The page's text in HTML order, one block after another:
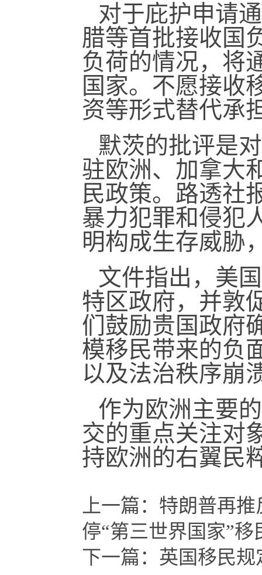
对于庇护申请
腊等首批接收国
负荷的情况，将
国家。不愿接收
资等形式替代承
默茨的批评是
驻欧洲、加拿大
民政策。路透社
暴力犯罪和侵犯
明构成生存威胁
文件指出，美
特区政府，并敦
们鼓励贵国政府
模移民带来的负
以及法治秩序崩
作为欧洲主要
交的重点关注对
持欧洲的右翼民
上一篇： 特朗普再推
停“第三世界国家”移
下一篇： 英国移民